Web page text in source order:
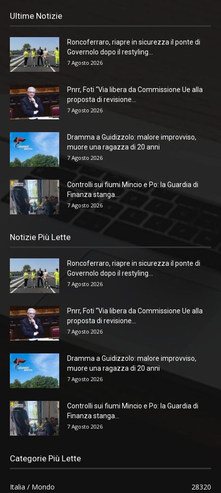
Ultime Notizie
Roncoferraro, riapre in sicurezza il ponte di
Governolo dopo il restyling...
7 Agosto 2026
Pnrr, Foti “Via libera da Commissione Ue alla
proposta di revisione...
7 Agosto 2026
Dramma a Guidizzolo: malore improvviso,
muore una ragazza di 20 anni
7 Agosto 2026
Controlli sui fiumi Mincio e Po: la Guardia di
Finanza stanga...
7 Agosto 2026
Notizie Più Lette
Roncoferraro, riapre in sicurezza il ponte di
Governolo dopo il restyling...
7 Agosto 2026
Pnrr, Foti “Via libera da Commissione Ue alla
proposta di revisione...
7 Agosto 2026
Dramma a Guidizzolo: malore improvviso,
muore una ragazza di 20 anni
7 Agosto 2026
Controlli sui fiumi Mincio e Po: la Guardia di
Finanza stanga...
7 Agosto 2026
Categorie Più Lette
Italia / Mondo
28320